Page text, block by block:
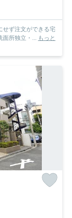
せず注文ができる宅
面所独立・... もっと